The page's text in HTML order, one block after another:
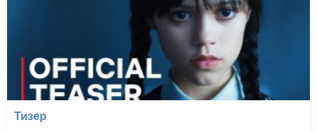
Тизер